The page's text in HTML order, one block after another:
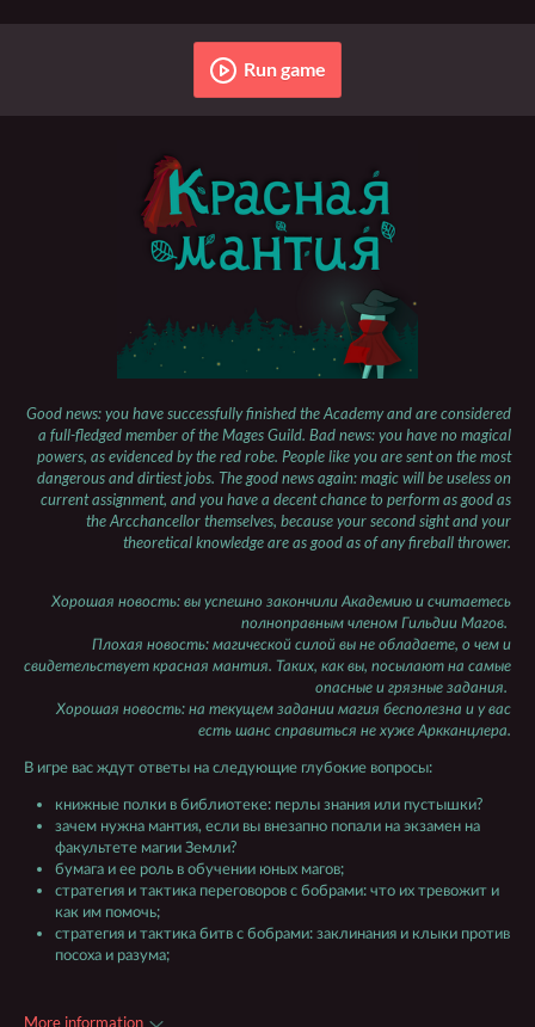
Run game
Good news: you have successfully finished the Academy and are considered
a full-fledged member of the Mages Guild. Bad news: you have no magical
powers, as evidenced by the red robe. People like you are sent on the most
dangerous and dirtiest jobs. The good news again: magic will be useless on
current assignment, and you have a decent chance to perform as good as
the Arcchancellor themselves, because your second sight and your
theoretical knowledge are as good as of any fireball thrower.
Хорошая новость: вы успешно закончили Академию и считаетесь
полноправным членом Гильдии Магов.
Плохая новость: магической силой вы не обладаете, о чем и
свидетельствует красная мантия. Таких, как вы, посылают на самые
опасные и грязные задания.
Хорошая новость: на текущем задании магия бесполезна и у вас
есть шанс справиться не хуже Аркканцлера.
В игре вас ждут ответы на следующие глубокие вопросы:
книжные полки в библиотеке: перлы знания или пустышки?
зачем нужна мантия, если вы внезапно попали на экзамен на
факультете магии Земли?
бумага и ее роль в обучении юных магов;
стратегия и тактика переговоров с бобрами: что их тревожит и
как им помочь;
стратегия и тактика битв с бобрами: заклинания и клыки против
посоха и разума;
More information